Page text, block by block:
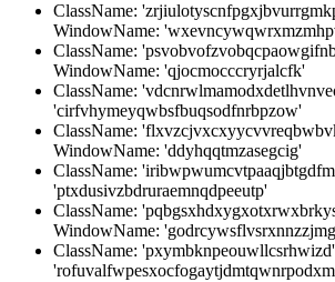
ClassName:
WindowName:
ClassName:
WindowName: 'qjocmocccryrjalcfk'
ClassName:
'cirfvhymeyqwbsfbuqsodfnrbpzow'
ClassName:
WindowName: 'ddyhqqtmzasegcig'
ClassName:
'ptxdusivzbdruraemnqdpeeutp'
ClassName:
WindowName:
ClassName: